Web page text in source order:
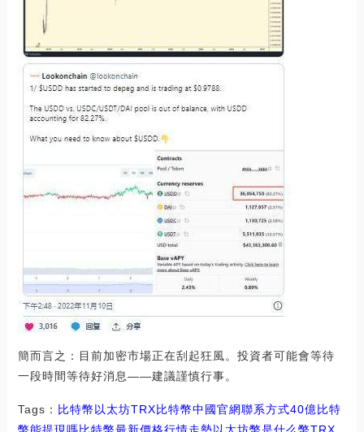
簡而言之：目前加密市場正在刮起狂風。投資者可能會等待
一段時間等待好消息——建議謹慎行事。
Tags： 比特幣 以太坊TRX比特幣中國官網聯系方式40億比特